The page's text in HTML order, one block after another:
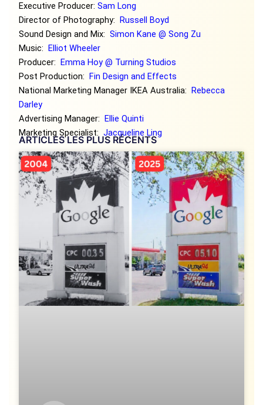
Executive Producer:Sam Long
Director of Photography:Russell Boyd
Sound Design and Mix:Simon Kane @ Song Zu
Music:Elliot Wheeler
Producer:Emma Hoy @ Turning Studios
Post Production:Fin Design and Effects
National Marketing Manager IKEA Australia:Rebecca
Darley
Advertising Manager:Ellie Quinti
Marketing Specialist:Jacqueline Ling
ARTICLES LES PLUS RÉCENTS